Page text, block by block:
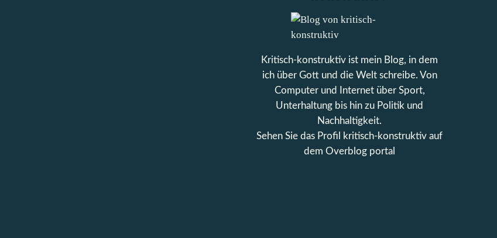
Kritisch-konstruktiv ist mein Blog, in dem
ich über Gott und die Welt schreibe. Von
Computer und Internet über Sport,
Unterhaltung bis hin zu Politik und
Nachhaltigkeit.
Sehen Sie das Profil
kritisch-konstruktiv auf
dem Overblog portal